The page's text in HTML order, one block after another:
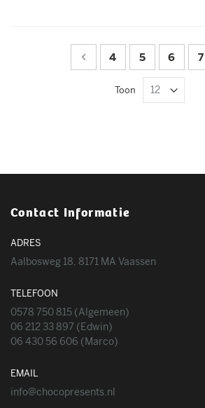
Pagina
VorigePagina
4 Pagina
5 Pagina
6 7
Toon
Contact Informatie
ADRES
Aalbosweg 18, 8171 MA Vaassen
TELEFOON
0578 750 815 (Algemeen)
06 212 33 897 (Edwin)
06 430 56 606 (Marco)
EMAIL
info@chocopresents.nl